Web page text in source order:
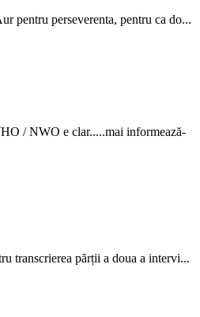
pentru perseverenta, pentru ca do...
/ NWO e clar.....mai informează-
transcrierea părții a doua a intervi...